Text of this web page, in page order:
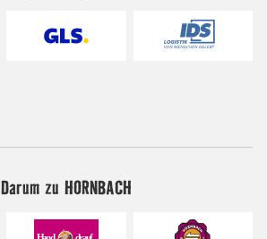
Darum zu HORNBACH